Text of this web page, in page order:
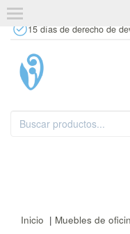
15 días de derecho de
Inicio | Muebles de